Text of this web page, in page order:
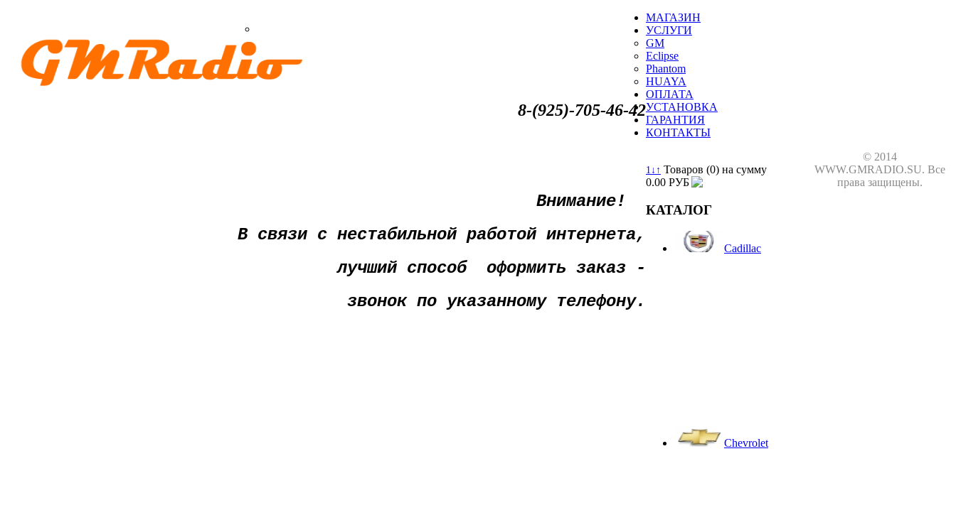
8-(925)-705-46-42
Внимание!
В связи с нестабильной работой интернета,
лучший способ оформить заказ -
звонок по указанному телефону.
МАГАЗИН
УСЛУГИ
GM
Eclipse
Phantom
HUAYA
ОПЛАТА
УСТАНОВКА
ГАРАНТИЯ
КОНТАКТЫ
1↓↑ Товаров (0) на сумму
0.00 РУБ
КАТАЛОГ
Cadillac
Chevrolet
© 2014
WWW.GMRADIO.SU. Все
права защищены.